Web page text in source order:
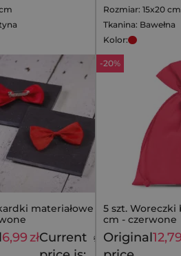
materiałowe 7 x 3
9,99 zł
6,99złCurrent
Rozmiar: 15x20 cm
Tkanina: Bawełna
Kolor:
-20%
5 szt. Woreczki
cm - czerwone
Original